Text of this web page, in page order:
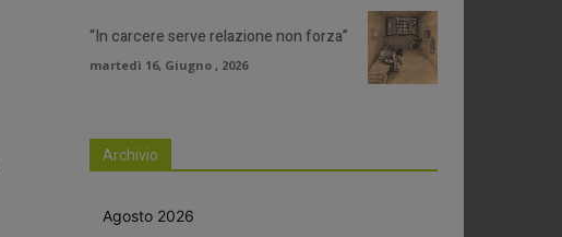
“In carcere serve relazione non forza”
martedì 16, Giugno , 2026
Archivio
Agosto 2026